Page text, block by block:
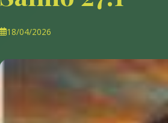
18/04/2026